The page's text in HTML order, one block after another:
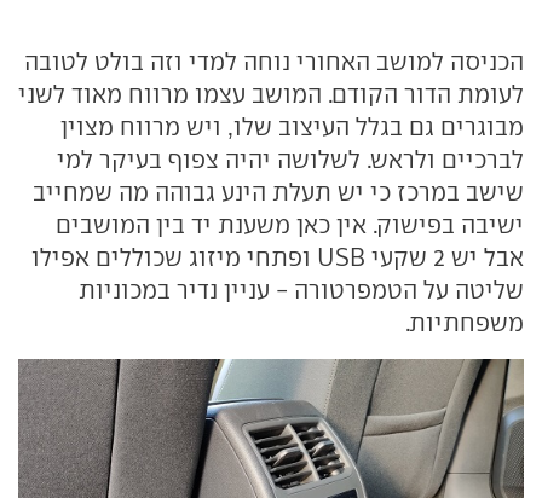
הכניסה למושב האחורי נוחה למדי וזה בולט לטובה
לעומת הדור הקודם. המושב עצמו מרווח מאוד לשני
מבוגרים גם בגלל העיצוב שלו, ויש מרווח מצוין
לברכיים ולראש. לשלושה יהיה צפוף בעיקר למי
שישב במרכז כי יש תעלת הינע גבוהה מה שמחייב
ישיבה בפישוק. אין כאן משענת יד בין המושבים
אבל יש 2 שקעי USB ופתחי מיזוג שכוללים אפילו
שליטה על הטמפרטורה - עניין נדיר במכוניות
משפחתיות.